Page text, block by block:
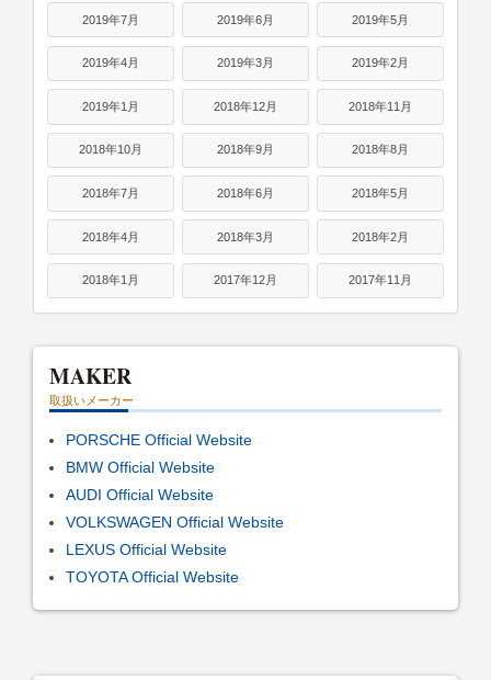
2019年7月 2019年6月 2019年5月
2019年4月 2019年3月 2019年2月
2019年1月 2018年12月 2018年11月
2018年10月 2018年9月 2018年8月
2018年7月 2018年6月 2018年5月
2018年4月 2018年3月 2018年2月
2018年1月 2017年12月 2017年11月
MAKER
取扱いメーカー
PORSCHE Official Website
BMW Official Website
AUDI Official Website
VOLKSWAGEN Official Website
LEXUS Official Website
TOYOTA Official Website